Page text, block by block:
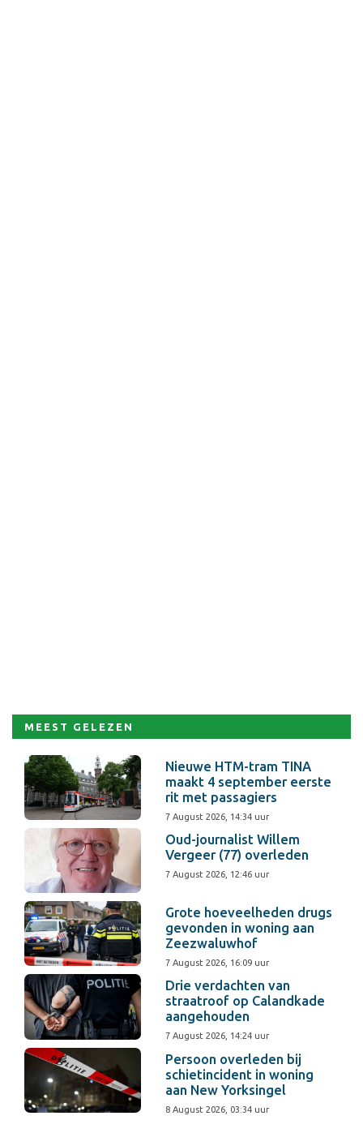
MEEST GELEZEN
Nieuwe HTM-tram TINA
maakt 4 september eerste
rit met passagiers
7 August 2026, 14:34 uur
Oud-journalist Willem
Vergeer (77) overleden
7 August 2026, 12:46 uur
Grote hoeveelheden drugs
gevonden in woning aan
Zeezwaluwhof
7 August 2026, 16:09 uur
Drie verdachten van
straatroof op Calandkade
aangehouden
7 August 2026, 14:24 uur
Persoon overleden bij
schietincident in woning
aan New Yorksingel
8 August 2026, 03:34 uur